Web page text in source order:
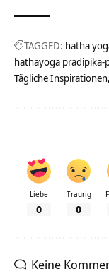
TAGGED: hatha
hathayoga pradipika-
Tägliche Inspirationen
Liebe
0
Traurig
0
Keine